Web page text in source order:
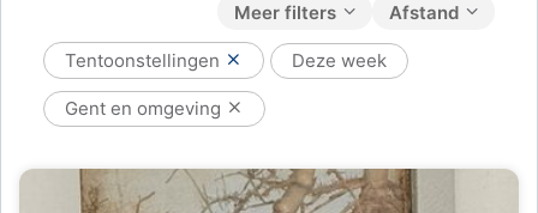
Afstand
Meer filters
Tentoonstellingen Deze week
Gent en omgeving